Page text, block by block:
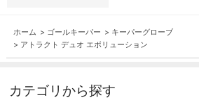
ホーム > ゴールキーパー > キーパーグローブ
> アトラクト デュオ エボリューション
カテゴリから探す